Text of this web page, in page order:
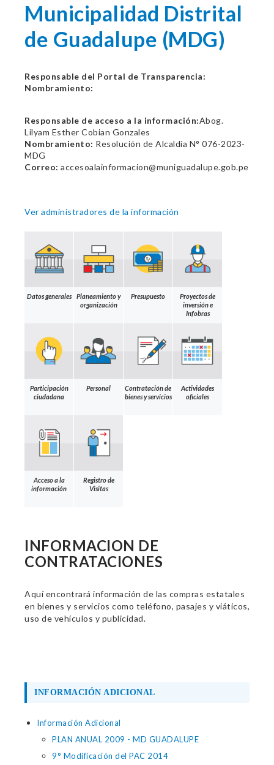
Municipalidad Distrital
de Guadalupe (MDG)
Responsable del Portal de Transparencia:
Nombramiento:
Responsable de acceso a la información:Abog.
Lilyam Esther Cobian Gonzales
Nombramiento: Resolución de Alcaldía N° 076-2023-
MDG
Correo: accesoalainformacion@muniguadalupe.gob.pe
Ver administradores de la información
Datos generales
Planeamiento y
organización
Presupuesto
Proyectos de
inversión e
Infobras
Participación
ciudadana
Personal
Contratación de
bienes y servicios
Actividades
oficiales
Acceso a la
información
Registro de
Visitas
INFORMACION DE
CONTRATACIONES
Aquí encontrará información de las compras estatales
en bienes y servicios como teléfono, pasajes y viáticos,
uso de vehículos y publicidad.
INFORMACIÓN ADICIONAL
Información Adicional
PLAN ANUAL 2009 - MD GUADALUPE
9° Modificación del PAC 2014